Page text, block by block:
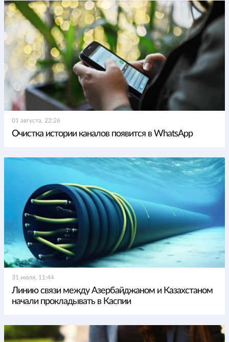
01 августа, 22:26
Очистка истории каналов появится в WhatsApp
31 июля, 11:44
Линию связи между Азербайджаном и Казахстаном
начали прокладывать в Каспии